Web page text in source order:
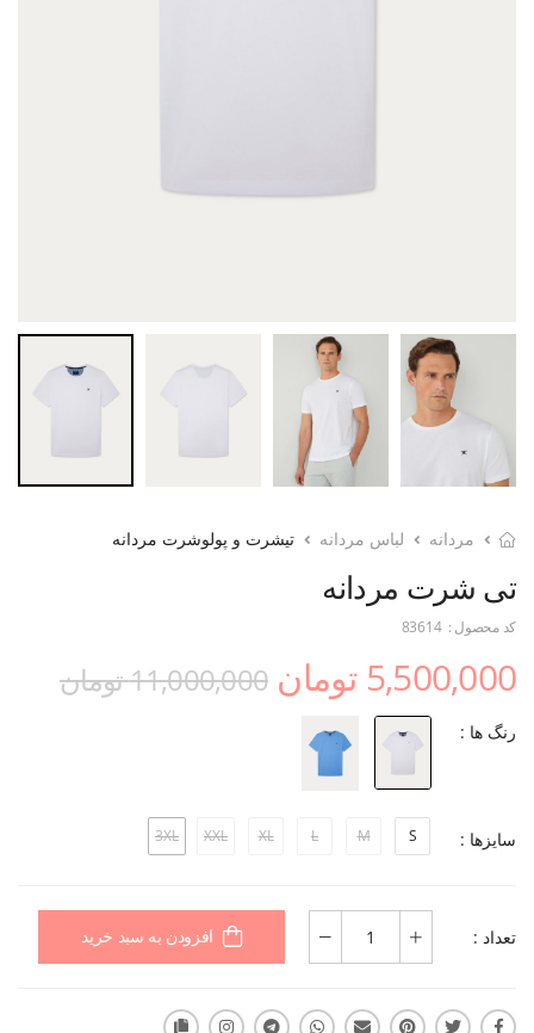
مردانه لباس مردانه تیشرت و پولوشرت مردانه
تی شرت مردانه
کد محصول : 83614
5,500,000 تومان 11,000,000 تومان
رنگ ها :
سایزها : S
M
L
XL
XXL
3XL
تعداد : افزودن به سبد خرید